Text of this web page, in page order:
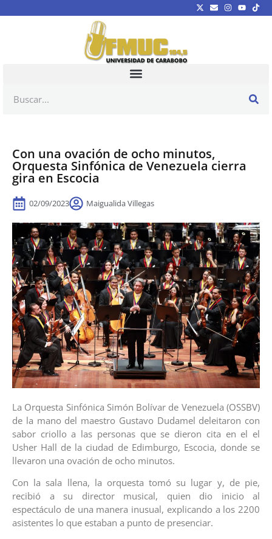
Con una ovación de ocho minutos,
Orquesta Sinfónica de Venezuela cierra
gira en Escocia
02/09/2023 Maigualida Villegas
La Orquesta Sinfónica Simón Bolívar de Venezuela (OSSBV)
de la mano del maestro Gustavo Dudamel deleitaron con
sabor criollo a las personas que se dieron cita en el el
Usher Hall de la ciudad de Edimburgo, Escocia, donde se
llevaron una ovación de ocho minutos.
Con la sala llena, la orquesta tomó su lugar y, de pie,
recibió a su director musical, quien dio inicio al
espectáculo de una manera inusual, explicando a los 2200
asistentes lo que estaban a punto de presenciar.